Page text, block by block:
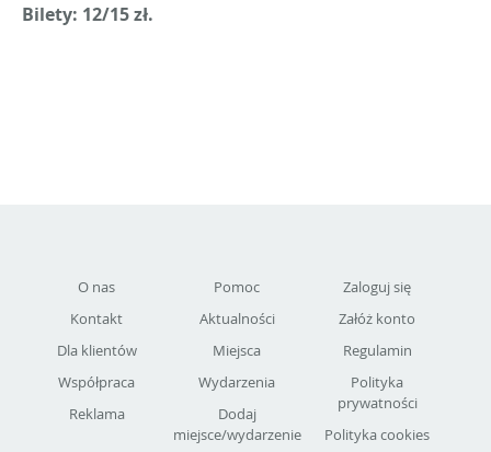
Bilety: 12/15 zł.
O nas
Kontakt
Dla klientów
Współpraca
Reklama
Pomoc
Aktualności
Miejsca
Wydarzenia
Dodaj
miejsce/wydarzenie
Zaloguj się
Załóż konto
Regulamin
Polityka
prywatności
Polityka cookies